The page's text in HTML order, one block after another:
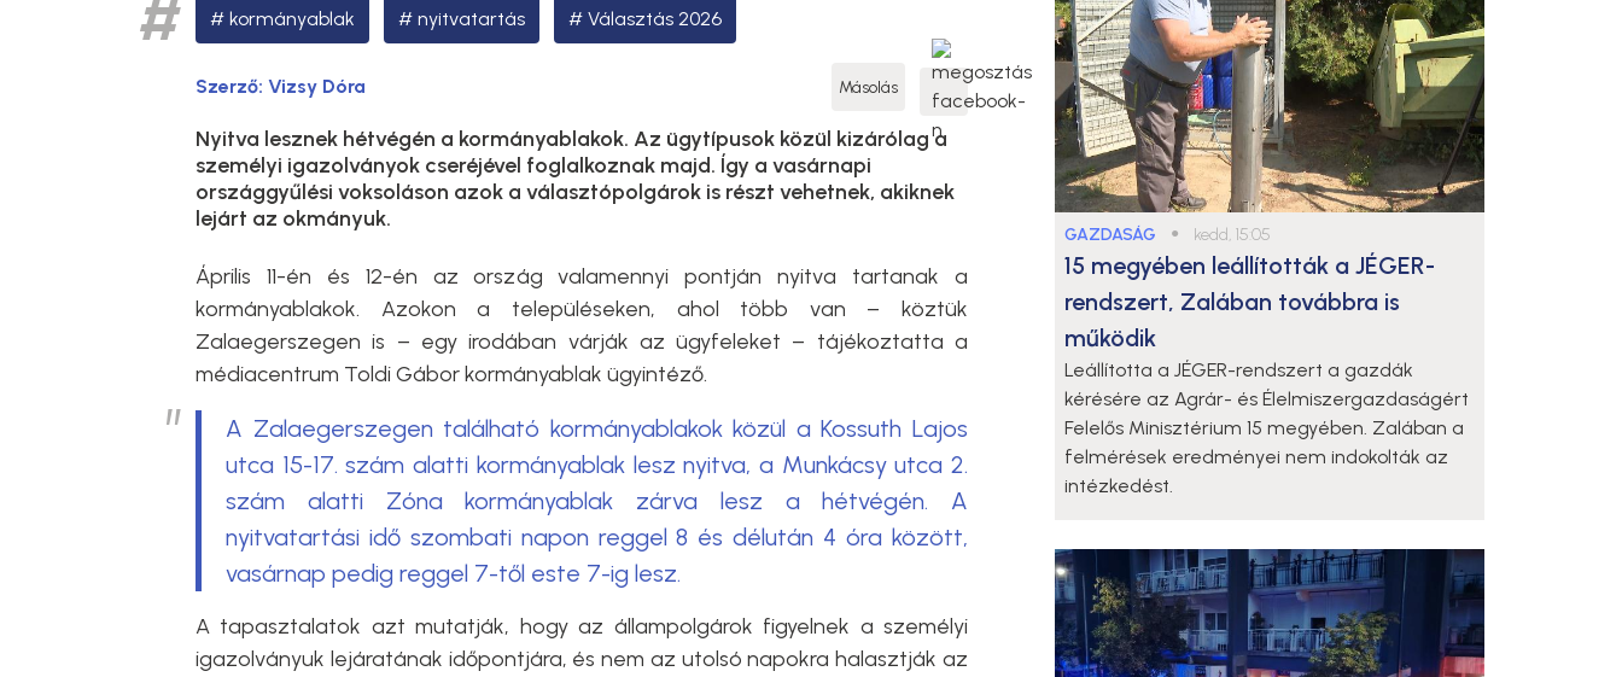
kormányablak nyitvatartás Választás 2026
Szerző: Vizsy Dóra Másolás
Nyitva lesznek hétvégén a kormányablakok. Az ügytípusok közül kizárólag a
személyi igazolványok cseréjével foglalkoznak majd. Így a vasárnapi
országgyűlési voksoláson azok a választópolgárok is részt vehetnek, akiknek
lejárt az okmányuk.
Április 11-én és 12-én az ország valamennyi pontján nyitva tartanak a
kormányablakok. Azokon a településeken, ahol több van – köztük
Zalaegerszegen is – egy irodában várják az ügyfeleket – tájékoztatta a
médiacentrum Toldi Gábor kormányablak ügyintéző.
A Zalaegerszegen található kormányablakok közül a Kossuth Lajos
utca 15-17. szám alatti kormányablak lesz nyitva, a Munkácsy utca 2.
szám alatti Zóna kormányablak zárva lesz a hétvégén. A
nyitvatartási idő szombati napon reggel 8 és délután 4 óra között,
vasárnap pedig reggel 7-től este 7-ig lesz.
A tapasztalatok azt mutatják, hogy az állampolgárok figyelnek a személyi
igazolványuk lejáratának időpontjára, és nem az utolsó napokra halasztják az
GAZDASÁG ● kedd, 15:05
15 megyében leállították a JÉGER-
rendszert, Zalában továbbra is
működik
Leállította a JÉGER-rendszert a gazdák
kérésére az Agrár- és Élelmiszergazdaságért
Felelős Minisztérium 15 megyében. Zalában a
felmérések eredményei nem indokolták az
intézkedést.